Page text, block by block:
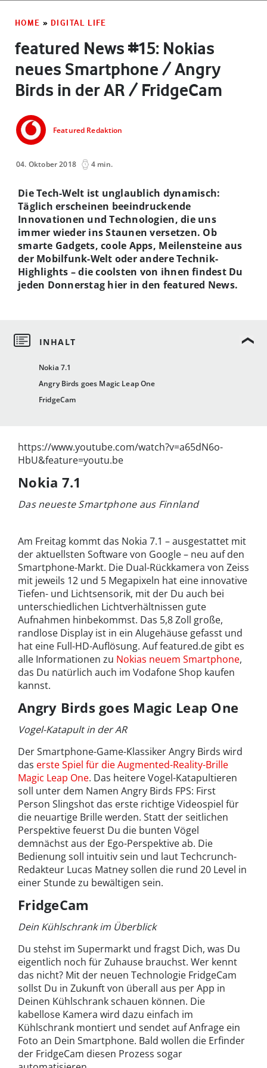
HOME » DIGITAL LIFE
featured News #15: Nokias
neues Smartphone / Angry
Birds in der AR / FridgeCam
Featured Redaktion
04. Oktober 2018 4 min.
Nokia 7.1
Angry Birds goes Magic Leap One
FridgeCam
Die Tech-Welt ist unglaublich dynamisch:
Täglich erscheinen beeindruckende
Innovationen und Technologien, die uns
immer wieder ins Staunen versetzen. Ob
smarte Gadgets, coole Apps, Meilensteine aus
der Mobilfunk-Welt oder andere Technik-
Highlights – die coolsten von ihnen findest Du
jeden Donnerstag hier in den featured News.
https://www.youtube.com/watch?v=a65dN6o-
HbU&feature=youtu.be
Nokia 7.1
Das neueste Smartphone aus Finnland
Am Freitag kommt das Nokia 7.1 – ausgestattet mit
der aktuellsten Software von Google – neu auf den
Smartphone-Markt. Die Dual-Rückkamera von Zeiss
mit jeweils 12 und 5 Megapixeln hat eine innovative
Tiefen- und Lichtsensorik, mit der Du auch bei
unterschiedlichen Lichtverhältnissen gute
Aufnahmen hinbekommst. Das 5,8 Zoll große,
randlose Display ist in ein Alugehäuse gefasst und
hat eine Full-HD-Auflösung. Auf featured.de gibt es
alle Informationen zu Nokias neuem Smartphone,
das Du natürlich auch im Vodafone Shop kaufen
kannst.
Angry Birds goes Magic Leap One
Vogel-Katapult in der AR
Der Smartphone-Game-Klassiker Angry Birds wird
das erste Spiel für die Augmented-Reality-Brille
Magic Leap One. Das heitere Vogel-Katapultieren
soll unter dem Namen Angry Birds FPS: First
Person Slingshot das erste richtige Videospiel für
die neuartige Brille werden. Statt der seitlichen
Perspektive feuerst Du die bunten Vögel
demnächst aus der Ego-Perspektive ab. Die
Bedienung soll intuitiv sein und laut Techcrunch-
Redakteur Lucas Matney sollen die rund 20 Level in
einer Stunde zu bewältigen sein.
FridgeCam
Dein Kühlschrank im Überblick
Du stehst im Supermarkt und fragst Dich, was Du
eigentlich noch für Zuhause brauchst. Wer kennt
das nicht? Mit der neuen Technologie FridgeCam
sollst Du in Zukunft von überall aus per App in
Deinen Kühlschrank schauen können. Die
kabellose Kamera wird dazu einfach im
Kühlschrank montiert und sendet auf Anfrage ein
Foto an Dein Smartphone. Bald wollen die Erfinder
der FridgeCam diesen Prozess sogar